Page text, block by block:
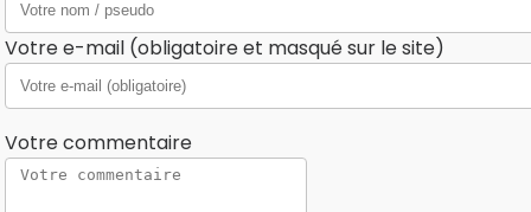
Votre e-mail (obligatoire et masqué sur le site)
Votre commentaire